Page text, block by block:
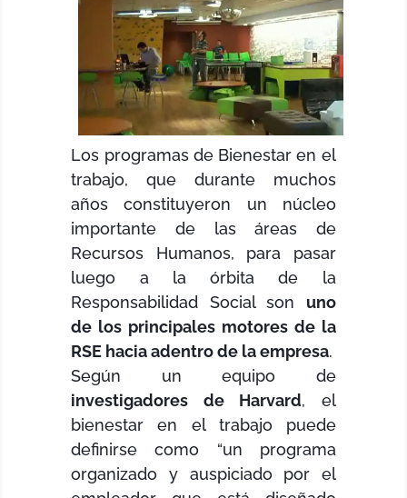
Los programas de Bienestar en el
trabajo, que durante muchos
años constituyeron un núcleo
importante de las áreas de
Recursos Humanos, para pasar
luego a la órbita de la
Responsabilidad Social son uno
de los principales motores de la
RSE hacia adentro de la empresa.
Según un equipo de
investigadores de Harvard, el
bienestar en el trabajo puede
definirse como “un programa
organizado y auspiciado por el